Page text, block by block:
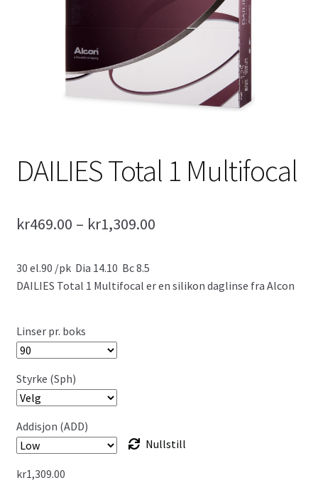
Progressive Linser
Air Optix Colors
DAILIES Total 1 Multifocal
kr469.00 – kr1,309.00
30 el.90 /pk Dia 14.10 Bc 8.5
DAILIES Total 1 Multifocal er en silikon daglinse fra Alcon
Linser pr. boks
Styrke (Sph)
Addisjon (ADD)
Nullstill
kr1,309.00